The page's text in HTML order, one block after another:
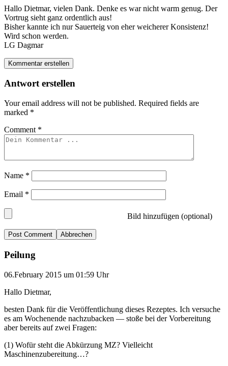
Hallo Dietmar, vielen Dank. Denke es war nicht warm genug. Der
Vortrug sieht ganz ordentlich aus!
Bisher kannte ich nur Sauerteig von eher weicherer Konsistenz!
Wird schon werden.
LG Dagmar
Kommentar erstellen
Antwort erstellen
Your email address will not be published. Required fields are
marked *
Comment *
Name *
Email *
Bild hinzufügen (optional)
Abbrechen
Peilung
06.February 2015 um 01:59 Uhr
Hallo Dietmar,
besten Dank für die Veröffentlichung dieses Rezeptes. Ich versuche
es am Wochenende nachzubacken — stoße bei der Vorbereitung
aber bereits auf zwei Fragen:
(1) Wofür steht die Abkürzung MZ? Vielleicht
Maschinenzubereitung…?